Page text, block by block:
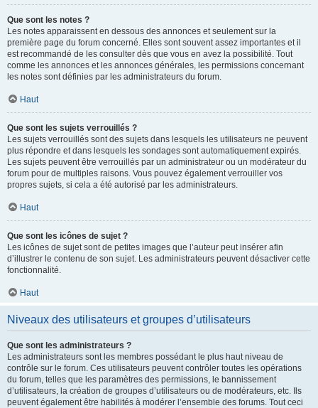
Que sont les notes ?
Les notes apparaissent en dessous des annonces et seulement sur la
première page du forum concerné. Elles sont souvent assez importantes et il
est recommandé de les consulter dès que vous en avez la possibilité. Tout
comme les annonces et les annonces générales, les permissions concernant
les notes sont définies par les administrateurs du forum.
Haut
Que sont les sujets verrouillés ?
Les sujets verrouillés sont des sujets dans lesquels les utilisateurs ne peuvent
plus répondre et dans lesquels les sondages sont automatiquement expirés.
Les sujets peuvent être verrouillés par un administrateur ou un modérateur du
forum pour de multiples raisons. Vous pouvez également verrouiller vos
propres sujets, si cela a été autorisé par les administrateurs.
Haut
Que sont les icônes de sujet ?
Les icônes de sujet sont de petites images que l’auteur peut insérer afin
d’illustrer le contenu de son sujet. Les administrateurs peuvent désactiver cette
fonctionnalité.
Haut
Niveaux des utilisateurs et groupes d’utilisateurs
Que sont les administrateurs ?
Les administrateurs sont les membres possédant le plus haut niveau de
contrôle sur le forum. Ces utilisateurs peuvent contrôler toutes les opérations
du forum, telles que les paramètres des permissions, le bannissement
d’utilisateurs, la création de groupes d’utilisateurs ou de modérateurs, etc. Ils
peuvent également être habilités à modérer l’ensemble des forums. Tout ceci